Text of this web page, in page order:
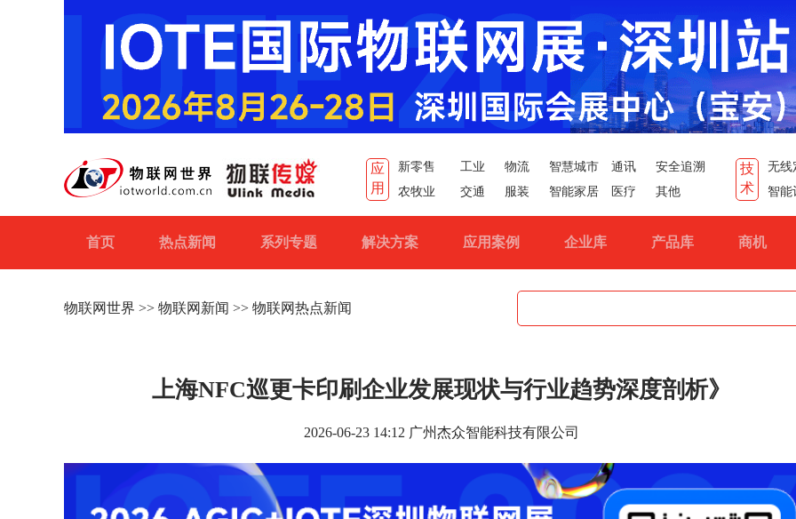
应
用
新零售 工业 物流 智慧城市 通讯
安全追溯
农牧业
交通 服装 智能家居 医疗 其他
技
术
无线
智能
首页 热点新闻 系列专题 解决方案 应用案例 企业库 产品库 商机
物联网世界 >> 物联网新闻 >> 物联网热点新闻
上海NFC巡更卡印刷企业发展现状与行业趋势深度剖析》
2026-06-23 14:12 广州杰众智能科技有限公司